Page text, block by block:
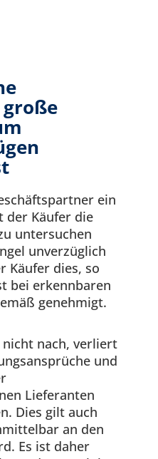
ein
der Käufer die
untersuchen
unverzüglich
Käufer dies, so
bei erkennbaren
genehmigt.
nach, verliert
und
Lieferanten
Dies gilt auch
an den
Es ist daher